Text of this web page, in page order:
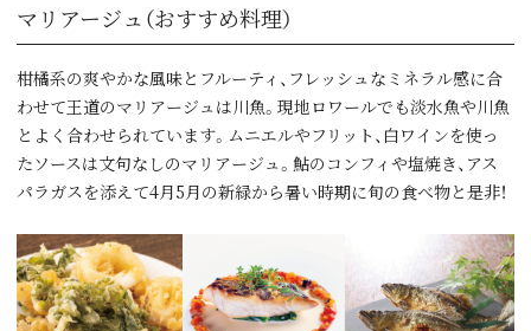
マリアージュ（おすすめ料理）
柑橘系の爽やかな風味とフルーティ、フレッシュなミネラル感に合
わせて王道のマリアージュは川魚。現地ロワールでも淡水魚や川魚
とよく合わせられています。ムニエルやフリット、白ワインを使っ
たソースは文句なしのマリアージュ。鮎のコンフィや塩焼き、アス
パラガスを添えて4月5月の新緑から暑い時期に旬の食べ物と是非！